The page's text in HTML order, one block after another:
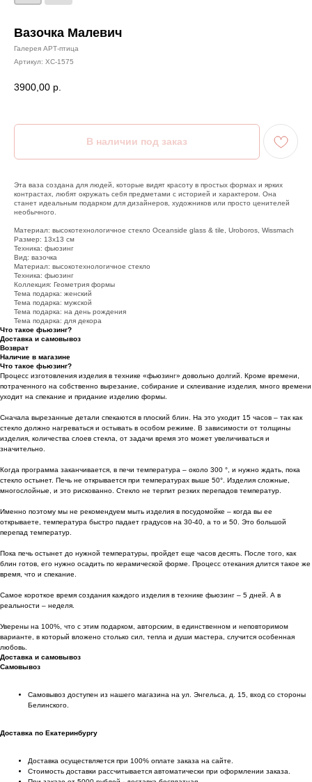
Вазочка Малевич
Галерея АРТ-птица
Артикул: ХС-1575
3900,00 р.
Эта ваза создана для людей, которые видят красоту в простых формах и ярких
контрастах, любят окружать себя предметами с историей и характером. Она
станет идеальным подарком для дизайнеров, художников или просто ценителей
необычного.
Материал: высокотехнологичное стекло Oceanside glass & tile, Uroboros, Wissmach
Размер: 13х13 см
Техника: фьюзинг
Вид: вазочка
Материал: высокотехнологичное стекло
Техника: фьюзинг
Коллекция: Геометрия формы
Тема подарка: женский
Тема подарка: мужской
Тема подарка: на день рождения
Тема подарка: для декора
Что такое фьюзинг?
Доставка и самовывоз
Возврат
Наличие в магазине
Что такое фьюзинг?
Процесс изготовления изделия в технике «фьюзинг» довольно долгий. Кроме времени,
потраченного на собственно вырезание, собирание и склеивание изделия, много времени
уходит на спекание и придание изделию формы.
Сначала вырезанные детали спекаются в плоский блин. На это уходит 15 часов – так как
стекло должно нагреваться и остывать в особом режиме. В зависимости от толщины
изделия, количества слоев стекла, от задачи время это может увеличиваться и
значительно.
Когда программа заканчивается, в печи температура – около 300 °, и нужно ждать, пока
стекло остынет. Печь не открывается при температурах выше 50°. Изделия сложные,
многослойные, и это рискованно. Стекло не терпит резких перепадов температур.
Именно поэтому мы не рекомендуем мыть изделия в посудомойке – когда вы ее
открываете, температура быстро падает градусов на 30-40, а то и 50. Это большой
перепад температур.
Пока печь остынет до нужной температуры, пройдет еще часов десять. После того, как
блин готов, его нужно осадить по керамической форме. Процесс отекания длится такое же
время, что и спекание.
Самое короткое время создания каждого изделия в технике фьюзинг – 5 дней. А в
реальности – неделя.
Уверены на 100%, что с этим подарком, авторским, в единственном и неповторимом
варианте, в который вложено столько сил, тепла и души мастера, случится особенная
любовь.
Доставка и самовывоз
Самовывоз
Самовывоз доступен из нашего магазина на ул. Энгельса, д. 15, вход со стороны
Белинского.
Доставка по Екатеринбургу
Доставка осуществляется при 100% оплате заказа на сайте.
Стоимость доставки рассчитывается автоматически при оформлении заказа.